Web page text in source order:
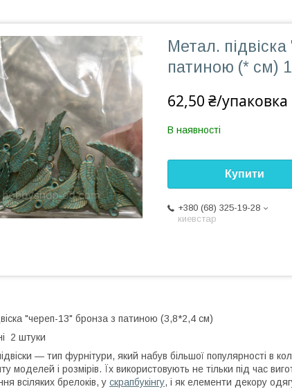
Метал.
патиною (* см)
62,50 ₴/упаковка
В наявності
Купити
+380 (68) 325-19-28
киевстар
"череп-13" бронза з патиною (3,8*2,4 см)
2 штуки
— тип фурнітури, який набув більшої популярності в
моделей і розмірів. Їх використовують не тільки під час
всіляких брелоків, у скрапбукінгу, і як елементи декору